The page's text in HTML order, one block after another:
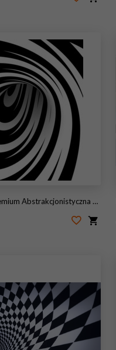
czarny i biały spirala